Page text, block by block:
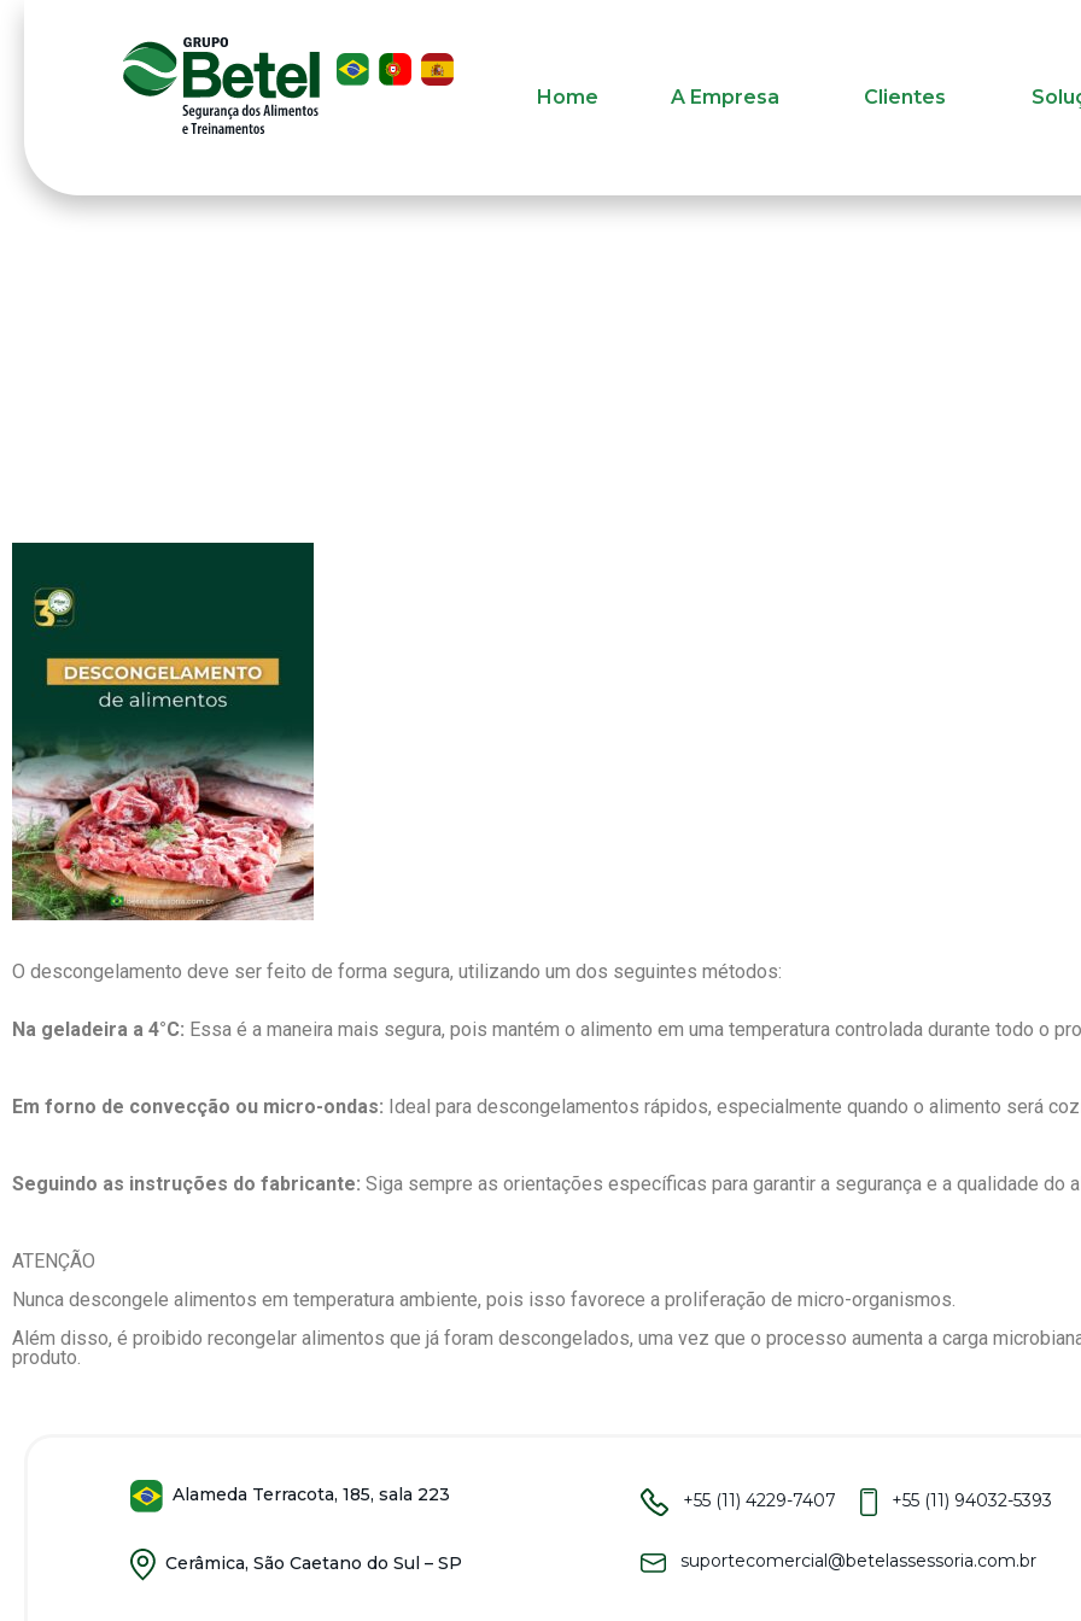
Home A Empresa Clientes
O descongelamento deve ser feito de forma segura, utilizando um dos seguintes métodos:
Na geladeira a 4°C: Essa é a maneira mais segura, pois mantém o alimento em uma temperatura controlada durante todo o
Em forno de convecção ou micro-ondas: Ideal para descongelamentos rápidos, especialmente quando o alimento será
Seguindo as instruções do fabricante: Siga sempre as orientações específicas para garantir a segurança e a qualidade do
ATENÇÃO
Nunca descongele alimentos em temperatura ambiente, pois isso favorece a proliferação de micro-organismos.
Além disso, é proibido recongelar alimentos que já foram descongelados, uma vez que o processo aumenta a carga
produto.
Alameda Terracota, 185, sala 223
Cerâmica, São Caetano do Sul – SP
+55 (11) 4229-7407 +55 (11) 94032-5393
suportecomercial@betelassessoria.com.br